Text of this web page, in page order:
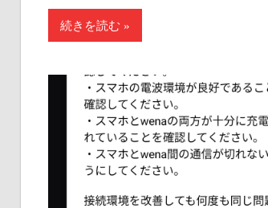
へ
続きを読む